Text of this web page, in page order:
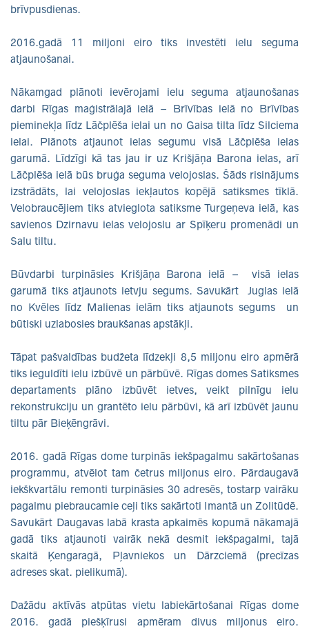
brīvpusdienas.
2016.gadā 11 miljoni eiro tiks investēti ielu seguma
atjaunošanai.
Nākamgad plānoti ievērojami ielu seguma atjaunošanas
darbi Rīgas maģistrālajā ielā – Brīvības ielā no Brīvības
pieminekļa līdz Lāčplēša ielai un no Gaisa tilta līdz Silciema
ielai. Plānots atjaunot ielas segumu visā Lāčplēša ielas
garumā. Līdzīgi kā tas jau ir uz Krišjāņa Barona ielas, arī
Lāčplēša ielā būs bruģa seguma velojoslas. Šāds risinājums
izstrādāts, lai velojoslas iekļautos kopējā satiksmes tīklā.
Velobraucējiem tiks atvieglota satiksme Turgeņeva ielā, kas
savienos Dzirnavu ielas velojoslu ar Spīķeru promenādi un
Salu tiltu.
Būvdarbi turpināsies Krišjāņa Barona ielā – visā ielas
garumā tiks atjaunots ietvju segums. Savukārt Juglas ielā
no Kvēles līdz Malienas ielām tiks atjaunots segums un
būtiski uzlabosies braukšanas apstākļi.
Tāpat pašvaldības budžeta līdzekļi 8,5 miljonu eiro apmērā
tiks ieguldīti ielu izbūvē un pārbūvē. Rīgas domes Satiksmes
departaments plāno izbūvēt ietves, veikt pilnīgu ielu
rekonstrukciju un grantēto ielu pārbūvi, kā arī izbūvēt jaunu
tiltu pār Bieķēngrāvi.
2016. gadā Rīgas dome turpinās iekšpagalmu sakārtošanas
programmu, atvēlot tam četrus miljonus eiro. Pārdaugavā
iekškvartālu remonti turpināsies 30 adresēs, tostarp vairāku
pagalmu piebraucamie ceļi tiks sakārtoti Imantā un Zolitūdē.
Savukārt Daugavas labā krasta apkaimēs kopumā nākamajā
gadā tiks atjaunoti vairāk nekā desmit iekšpagalmi, tajā
skaitā Ķengaragā, Pļavniekos un Dārzciemā (precīzas
adreses skat. pielikumā).
Dažādu aktīvās atpūtas vietu labiekārtošanai Rīgas dome
2016. gadā piešķīrusi apmēram divus miljonus eiro.